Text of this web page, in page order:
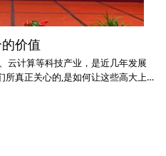
价值
算等科技产业，是近几年发展
所真正关心的,是如何让这些高大上
办的中国保险业信息化发展峰会上
动人心的答案： 打破信息孤
当前，我们所有的信息化数据，